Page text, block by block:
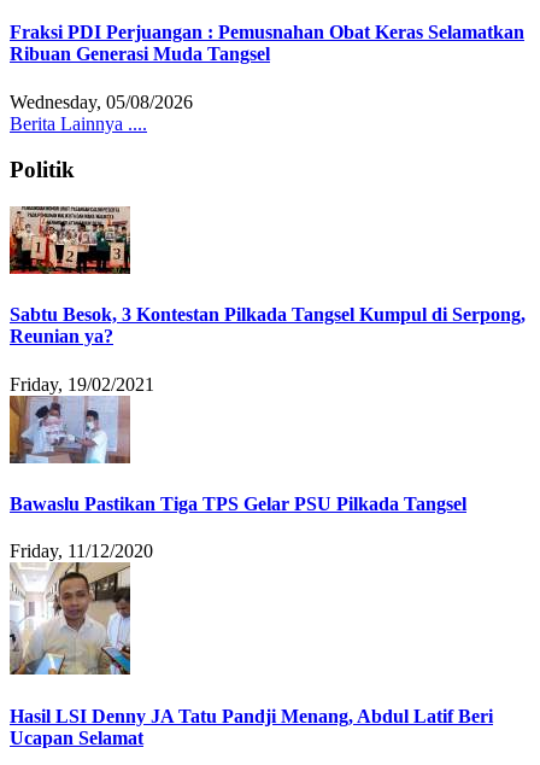
Fraksi PDI Perjuangan : Pemusnahan Obat Keras Selamatkan
Ribuan Generasi Muda Tangsel
Wednesday, 05/08/2026
Berita Lainnya ....
Politik
Sabtu Besok, 3 Kontestan Pilkada Tangsel Kumpul di Serpong,
Reunian ya?
Friday, 19/02/2021
Bawaslu Pastikan Tiga TPS Gelar PSU Pilkada Tangsel
Friday, 11/12/2020
Hasil LSI Denny JA Tatu Pandji Menang, Abdul Latif Beri
Ucapan Selamat